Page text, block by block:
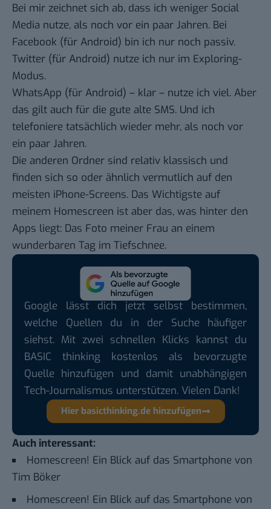
Bei mir zeichnet sich ab, dass ich weniger Social
Media nutze, als noch vor ein paar Jahren. Bei
Facebook (für Android) bin ich nur noch passiv.
Twitter (für Android) nutze ich nur im Exploring-
Modus.
WhatsApp (für Android) – klar – nutze ich viel. Aber
das gilt auch für die gute alte SMS. Und ich
telefoniere tatsächlich wieder mehr, als noch vor
ein paar Jahren.
Die anderen Ordner sind relativ klassisch und
finden sich so oder ähnlich vermutlich auf den
meisten iPhone-Screens. Das Wichtigste auf
meinem Homescreen ist aber das, was hinter den
Apps liegt: Das Foto meiner Frau an einem
wunderbaren Tag im Tiefschnee.
Google lässt dich jetzt selbst bestimmen,
welche Quellen du in der Suche häufiger
siehst. Mit zwei schnellen Klicks kannst du
BASIC thinking kostenlos als bevorzugte
Quelle hinzufügen und damit unabhängigen
Tech-Journalismus unterstützen. Vielen Dank!
Hier basicthinking.de hinzufügen
Auch interessant:
Homescreen! Ein Blick auf das Smartphone von
Tim Böker
Homescreen! Ein Blick auf das Smartphone von